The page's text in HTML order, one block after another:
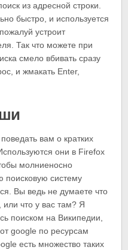
из адресной строки.
быстро, и используется
устроит
Так что можете при
смело вбивать сразу
и жмакать Enter,
вам о кратких
они в Firefox
молниеносно
поисковую систему
Вы ведь не думаете что
или что у вас там? Я
поиском на Википедии,
google по ресурсам
есть множество таких